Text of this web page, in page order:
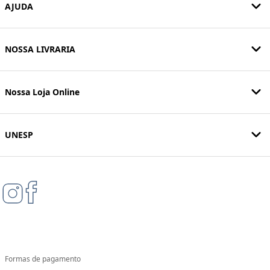
AJUDA
NOSSA LIVRARIA
Nossa Loja Online
UNESP
Formas de pagamento